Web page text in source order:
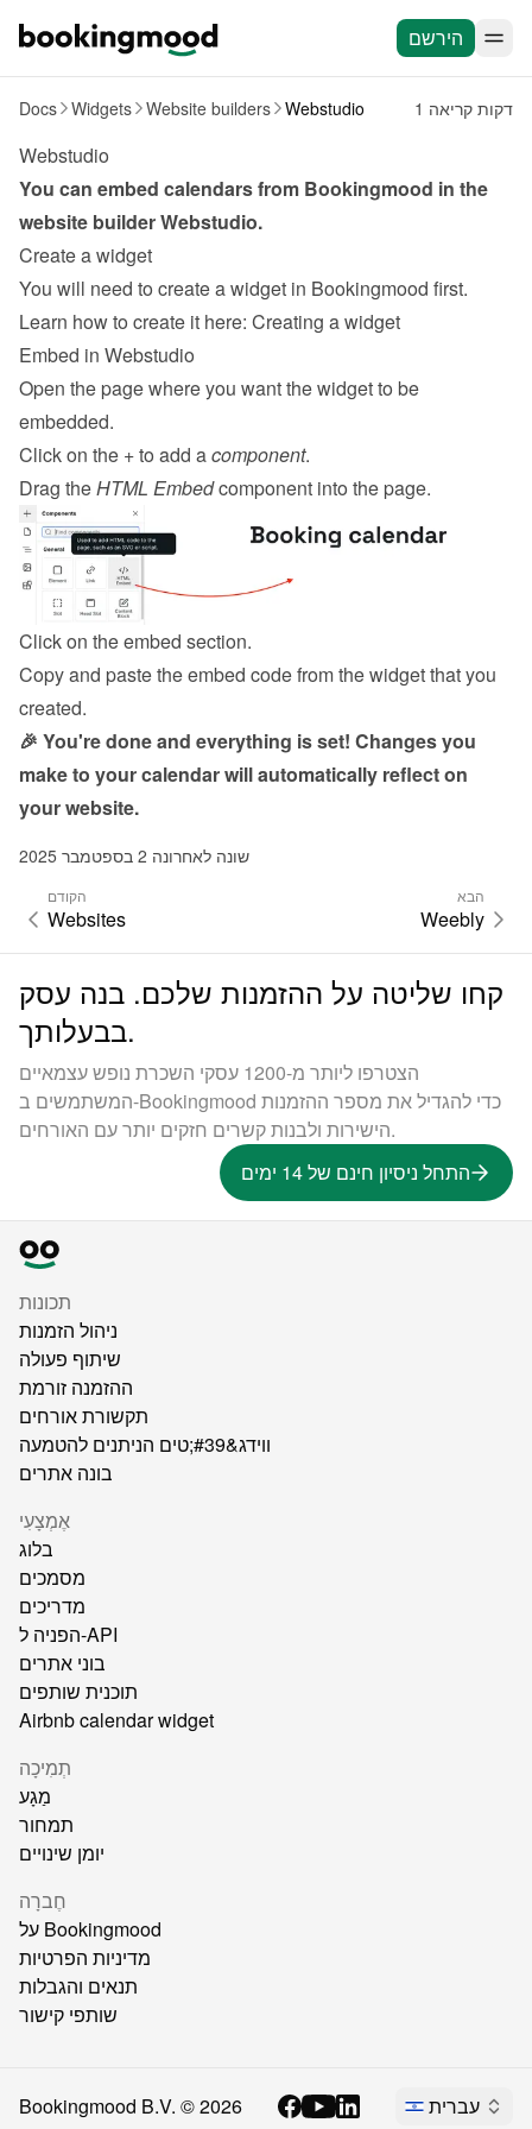
הירשם
Docs Widgets Website builders Webstudio 1 דקות קריאה
Webstudio
You can embed calendars from Bookingmood in the
website builder Webstudio.
Create a widget
You will need to create a widget in Bookingmood first.
Learn how to create it here: Creating a widget
Embed in Webstudio
Open the page where you want the widget to be
embedded.
Click on the + to add a component.
Drag the HTML Embed component into the page.
Click on the embed section.
Copy and paste the embed code from the widget that you
created.
🎉 You're done and everything is set! Changes you
make to your calendar will automatically reflect on
your website.
שונה לאחרונה 2 בספטמבר 2025
הקודם
Websites
הבא
Weebly
קחו שליטה על ההזמנות שלכם. בנה עסק
בבעלותך.
הצטרפו ליותר מ-1200 עסקי השכרת נופש עצמאיים
המשתמשים ב-Bookingmood כדי להגדיל את מספר ההזמנות
הישירות ולבנות קשרים חזקים יותר עם האורחים.
התחל ניסיון חינם של 14 ימים
תכונות
ניהול הזמנות
שיתוף פעולה
ההזמנה זורמת
תקשורת אורחים
ווידג&#39;טים הניתנים להטמעה
בונה אתרים
אֶמְצָעִי
בלוג
מסמכים
מדריכים
הפניה ל-API
בוני אתרים
תוכנית שותפים
Airbnb calendar widget
תְמִיכָה
מַגָע
תמחור
יומן שינויים
חֶברָה
על Bookingmood
מדיניות הפרטיות
תנאים והגבלות
שותפי קישור
Bookingmood B.V. ©2026 עברית